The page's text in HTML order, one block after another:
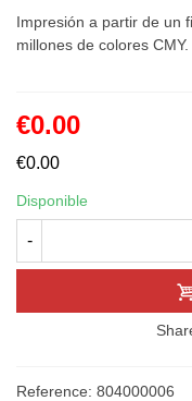
Impresión a partir de un
millones de colores CMY.
€0.00
€0.00
Disponible
-
Reference: 804000006